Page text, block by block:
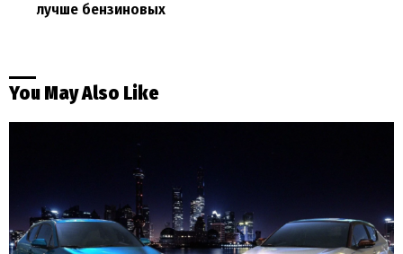
лучше бензиновых
You May Also Like